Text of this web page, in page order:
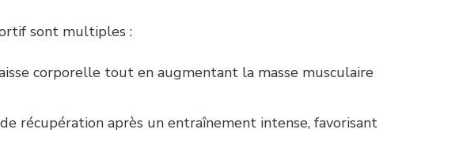
sont multiples :
corporelle tout en augmentant la masse musculaire
récupération après un entraînement intense, favorisant